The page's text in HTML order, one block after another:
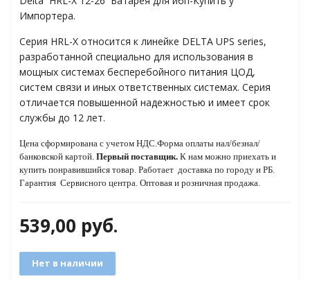
для
промышленности
Импортера.
Серия HRL-X относится к линейке DELTA UPS series,
разработанной специально для использования в
мощных системах бесперебойного питания ЦОД,
систем связи и иных ответственных системах. Серия
отличается повышенной надежностью и имеет срок
службы до 12 лет.
Цена сформирована с учетом НДС.Форма оплаты нал/безнал/
банковской картой. Первый поставщик. К нам можно приехать и
купить понравившийся товар. Работает доставка по городу и РБ.
Гарантия Сервисного центра. Оптовая и розничная продажа.
539,00 руб.
Нет в наличии